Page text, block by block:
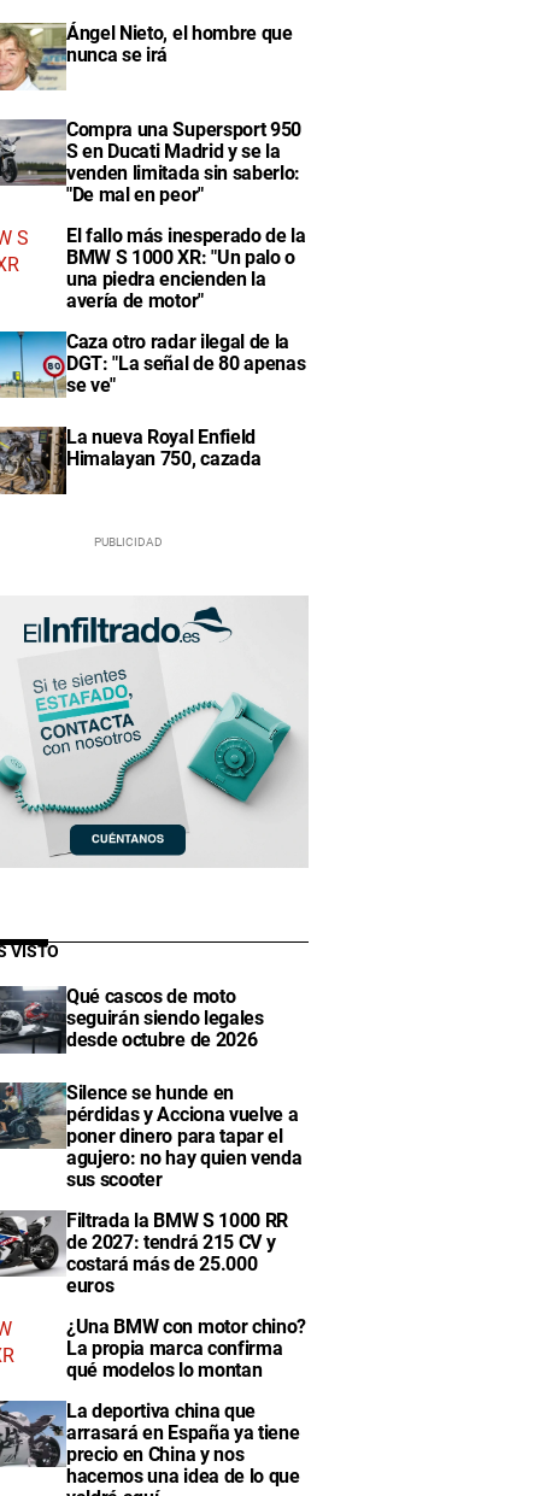
Ángel Nieto, el hombre que
nunca se irá
Compra una Supersport 950
S en Ducati Madrid y se la
venden limitada sin saberlo:
"De mal en peor"
El fallo más inesperado de la
BMW S 1000 XR: "Un palo o
una piedra encienden la
avería de motor"
Caza otro radar ilegal de la
DGT: "La señal de 80 apenas
se ve"
La nueva Royal Enfield
Himalayan 750, cazada
VISTO
Qué cascos de moto
seguirán siendo legales
desde octubre de 2026
Silence se hunde en
pérdidas y Acciona vuelve a
poner dinero para tapar el
agujero: no hay quien venda
sus scooter
Filtrada la BMW S 1000 RR
de 2027: tendrá 215 CV y
costará más de 25.000
euros
¿Una BMW con motor chino?
La propia marca confirma
qué modelos lo montan
La deportiva china que
arrasará en España ya tiene
precio en China y nos
hacemos una idea de lo que